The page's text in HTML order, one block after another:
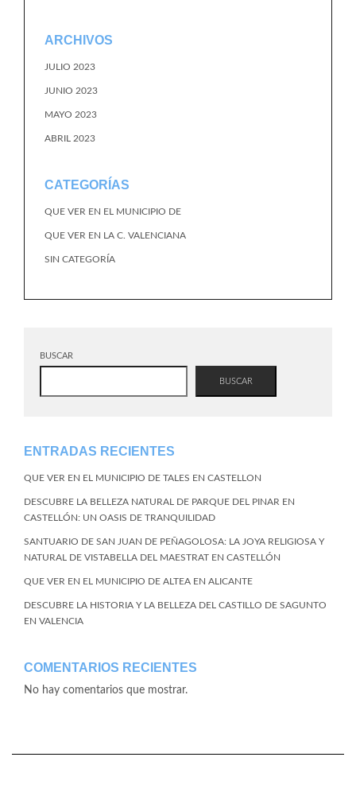
ARCHIVOS
JULIO 2023
JUNIO 2023
MAYO 2023
ABRIL 2023
CATEGORÍAS
QUE VER EN EL MUNICIPIO DE
QUE VER EN LA C. VALENCIANA
SIN CATEGORÍA
BUSCAR
BUSCAR
ENTRADAS RECIENTES
QUE VER EN EL MUNICIPIO DE TALES EN CASTELLON
DESCUBRE LA BELLEZA NATURAL DE PARQUE DEL PINAR EN
CASTELLÓN: UN OASIS DE TRANQUILIDAD
SANTUARIO DE SAN JUAN DE PEÑAGOLOSA: LA JOYA RELIGIOSA Y
NATURAL DE VISTABELLA DEL MAESTRAT EN CASTELLÓN
QUE VER EN EL MUNICIPIO DE ALTEA EN ALICANTE
DESCUBRE LA HISTORIA Y LA BELLEZA DEL CASTILLO DE SAGUNTO
EN VALENCIA
COMENTARIOS RECIENTES
No hay comentarios que mostrar.